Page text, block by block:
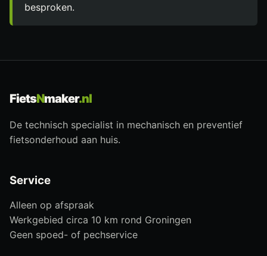
besproken.
FietsNmaker.nl
De technisch specialist in mechanisch en preventief
fietsonderhoud aan huis.
Service
Alleen op afspraak
Werkgebied circa 10 km rond Groningen
Geen spoed- of pechservice